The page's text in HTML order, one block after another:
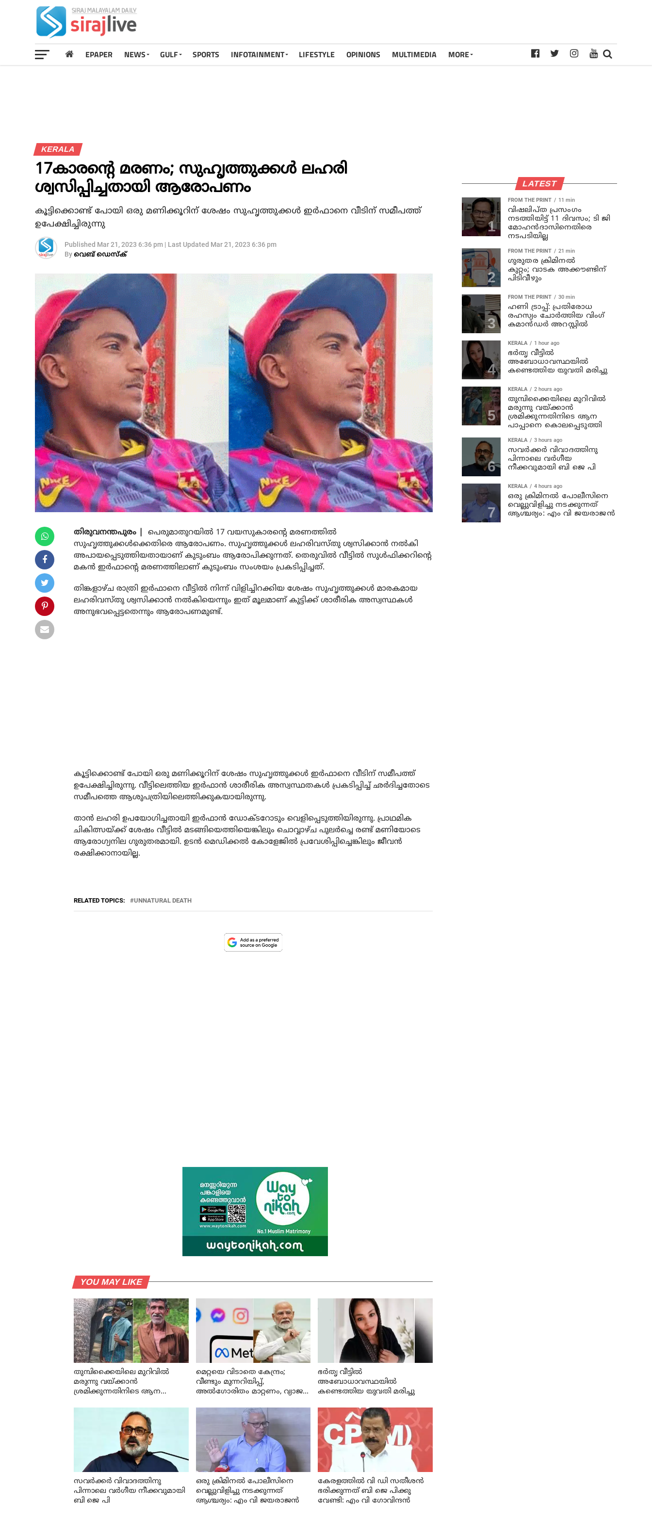
EPAPER NEWS GULF SPORTS INFOTAINMENT LIFESTYLE OPINIONS MULTIMEDIA MORE
KERALA
17കാരന്റെ മരണം; സുഹൃത്തുക്കള്‍ ലഹരി
ശ്വസിപ്പിച്ചതായി ആരോപണം
കൂട്ടിക്കൊണ്ട് പോയി ഒരു മണിക്കൂറിന് ശേഷം സുഹൃത്തുക്കള്‍ ഇര്‍ഫാനെ വീടിന് സമീപത്ത്
ഉപേക്ഷിച്ചിരുന്നു
Published Mar 21, 2023 6:36 pm | Last Updated Mar 21, 2023 6:36 pm
Byവെബ് ഡെസ്‌ക്
തിരുവനന്തപുരം |
പെരുമാതുറയില്‍ 17 വയസുകാരന്റെ മരണത്തില്‍
സുഹൃത്തുക്കള്‍ക്കെതിരെ ആരോപണം. സുഹൃത്തുക്കള്‍ ലഹരിവസ്തു ശ്വസിക്കാന്‍ നല്‍കി
അപായപ്പെടുത്തിയതായാണ് കുടുംബം ആരോപിക്കുന്നത്. തെരുവില്‍ വീട്ടില്‍ സുള്‍ഫിക്കറിന്റെ
മകന്‍ ഇര്‍ഫാന്റെ മരണത്തിലാണ് കുടുംബം സംശയം പ്രകടിപ്പിച്ചത്.
തിങ്കളാഴ്ച രാത്രി ഇര്‍ഫാനെ വീട്ടില്‍ നിന്ന് വിളിച്ചിറക്കിയ ശേഷം സുഹൃത്തുക്കള്‍ മാരകമായ
ലഹരിവസ്തു ശ്വസിക്കാന്‍ നല്‍കിയെന്നും ഇത് മൂലമാണ് കുട്ടിക്ക് ശാരീരിക അസ്വസ്ഥകള്‍
അനുഭവപ്പെട്ടതെന്നും ആരോപണമുണ്ട്.
കൂട്ടിക്കൊണ്ട് പോയി ഒരു മണിക്കൂറിന് ശേഷം സുഹൃത്തുക്കള്‍ ഇര്‍ഫാനെ വീടിന് സമീപത്ത്
ഉപേക്ഷിച്ചിരുന്നു. വീട്ടിലെത്തിയ ഇര്‍ഫാന്‍ ശാരീരിക അസ്വസ്ഥതകള്‍ പ്രകടിപ്പിച്ച് ഛര്‍ദിച്ചതോടെ
സമീപത്തെ ആശുപത്രിയിലെത്തിക്കുകയായിരുന്നു.
താന്‍ ലഹരി ഉപയോഗിച്ചതായി ഇര്‍ഫാന്‍ ഡോക്ടറോടും വെളിപ്പെടുത്തിയിരുന്നു. പ്രാഥമിക
ചികിത്സയ്ക്ക് ശേഷം വീട്ടില്‍ മടങ്ങിയെത്തിയെങ്കിലും ചൊവ്വാഴ്ച പുലര്‍ച്ചെ രണ്ട് മണിയോടെ
ആരോഗ്യനില ഗുരുതരമായി. ഉടന്‍ മെഡിക്കല്‍ കോളേജില്‍ പ്രവേശിപ്പിച്ചെങ്കിലും ജീവന്‍
രക്ഷിക്കാനായില്ല.
RELATED TOPICS: UNNATURAL DEATH
YOU MAY LIKE
തുമ്പിക്കൈയിലെ മുറിവില്‍
മരുന്നു വയ്ക്കാന്‍
ശ്രമിക്കുന്നതിനിടെ ആന
മെറ്റയെ വിടാതെ കേന്ദ്രം;
വീണ്ടും മുന്നറിയിപ്പ്,
അൽഗോരിതം മാറ്റണം, വ്യാജ
ഉടൻ നടപടി വേണം
ഭര്‍തൃ വീട്ടില്‍
അബോധാവസ്ഥയില്‍
കണ്ടെത്തിയ യുവതി മരിച്ചു
സവര്‍ക്കര്‍ വിവാദത്തിനു
പിന്നാലെ വര്‍ഗീയ നീക്കവുമായി
ബി ജെ പി
ഒരു ക്രിമിനല്‍ പോലീസിനെ
വെല്ലുവിളിച്ചു നടക്കുന്നത്
ആശ്ചര്യം: എം വി ജയരാജന്‍
കേരളത്തില്‍ വി ഡി സതീശന്‍
ഭരിക്കുന്നത് ബി ജെ പിക്കു
വേണ്ടി: എം വി ഗോവിന്ദന്‍
LATEST
FROM THE PRINT 11 min
വിഷലിപ്ത പ്രസംഗം
നടത്തിയിട്ട് 11 ദിവസം; ടി ജി
മോഹൻദാസിനെതിരെ
നടപടിയില്ല
FROM THE PRINT 21 min
ഗുരുതര ക്രിമിനൽ
കുറ്റം; വാടക അക്കൗണ്ടിന്
പിടിവീഴും
FROM THE PRINT 30 min
ഹണി ട്രാപ്പ്: പ്രതിരോധ
രഹസ്യം ചോർത്തിയ വിംഗ്
കമാൻഡർ അറസ്റ്റിൽ
KERALA 1 hour ago
ഭര്‍തൃ വീട്ടില്‍
അബോധാവസ്ഥയില്‍
കണ്ടെത്തിയ യുവതി മരിച്ചു
KERALA 2 hours ago
തുമ്പിക്കൈയിലെ മുറിവില്‍
മരുന്നു വയ്ക്കാന്‍
ശ്രമിക്കുന്നതിനിടെ ആന
പാപ്പാനെ കൊലപ്പെടുത്തി
KERALA 3 hours ago
സവര്‍ക്കര്‍ വിവാദത്തിനു
പിന്നാലെ വര്‍ഗീയ
നീക്കവുമായി ബി ജെ പി
KERALA 4 hours ago
ഒരു ക്രിമിനല്‍ പോലീസിനെ
വെല്ലുവിളിച്ചു നടക്കുന്നത്
ആശ്ചര്യം: എം വി ജയരാജന്‍